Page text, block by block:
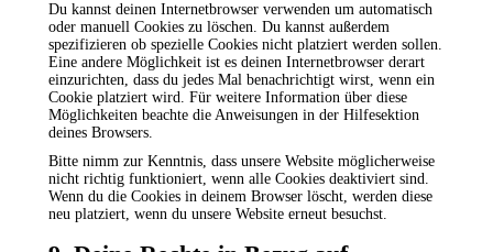
Du kannst deinen Internetbrowser verwenden um automatisch
oder manuell Cookies zu löschen. Du kannst außerdem
spezifizieren ob spezielle Cookies nicht platziert werden sollen.
Eine andere Möglichkeit ist es deinen Internetbrowser derart
einzurichten, dass du jedes Mal benachrichtigt wirst, wenn ein
Cookie platziert wird. Für weitere Information über diese
Möglichkeiten beachte die Anweisungen in der Hilfesektion
deines Browsers.
Bitte nimm zur Kenntnis, dass unsere Website möglicherweise
nicht richtig funktioniert, wenn alle Cookies deaktiviert sind.
Wenn du die Cookies in deinem Browser löscht, werden diese
neu platziert, wenn du unsere Website erneut besuchst.